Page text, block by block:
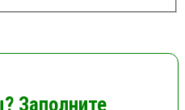
Заполните